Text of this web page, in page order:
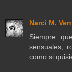
Narci M.
Siempre
sensuales,
como si